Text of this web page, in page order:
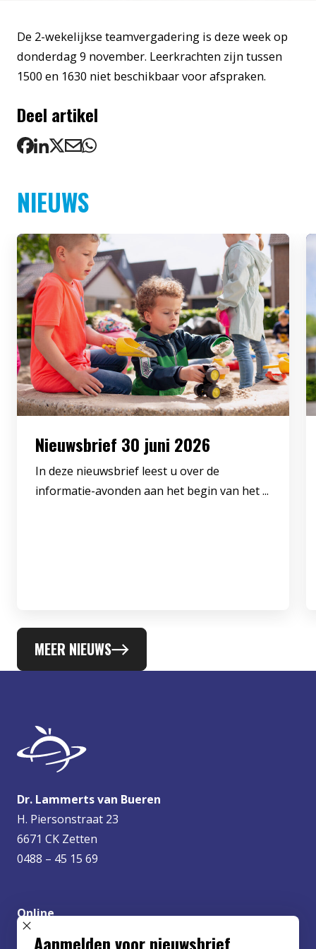
De 2-wekelijkse teamvergadering is deze week op
donderdag 9 november. Leerkrachten zijn tussen
1500 en 1630 niet beschikbaar voor afspraken.
Deel artikel
NIEUWS
Nieuwsbrief 30 juni 2026
In deze nieuwsbrief leest u over de
informatie-avonden aan het begin van het ...
MEER NIEUWS
Dr. Lammerts van Bueren
H. Piersonstraat 23
6671 CK Zetten
0488 – 45 15 69
Online
info@lvbueren.nl
SLUIT POPUP
Aanmelden voor nieuwsbrief